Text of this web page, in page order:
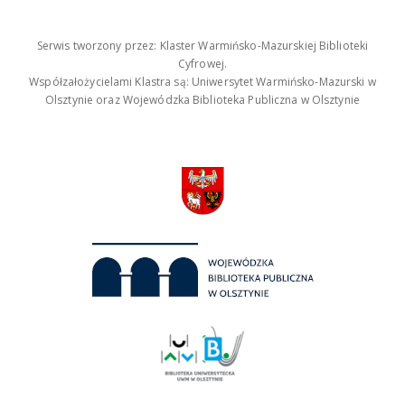
Serwis tworzony przez: Klaster Warmińsko-Mazurskiej Biblioteki
Cyfrowej.
Współzałożycielami Klastra są: Uniwersytet Warmińsko-Mazurski w
Olsztynie oraz Wojewódzka Biblioteka Publiczna w Olsztynie